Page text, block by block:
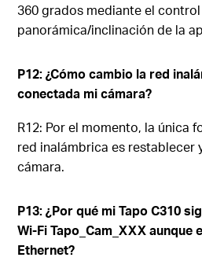
360 grados mediante el
panorámica/inclinación de la
P12: ¿Cómo cambio la red
conectada mi cámara?
R12: Por el momento, la única
red inalámbrica es restablecer
cámara.
P13: ¿Por qué mi Tapo C310
Wi-Fi Tapo_Cam_XXX
Ethernet?